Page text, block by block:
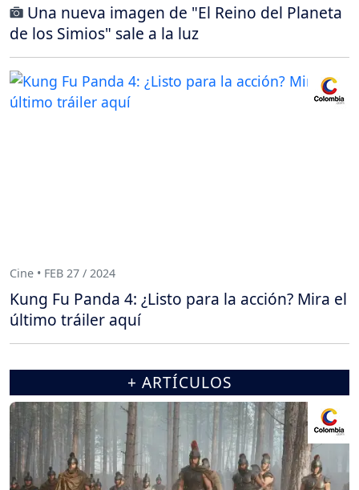
Una nueva imagen de "El Reino del Planeta
de los Simios" sale a la luz
Cine • FEB 27 / 2024
Kung Fu Panda 4: ¿Listo para la acción? Mira el
último tráiler aquí
+ ARTÍCULOS